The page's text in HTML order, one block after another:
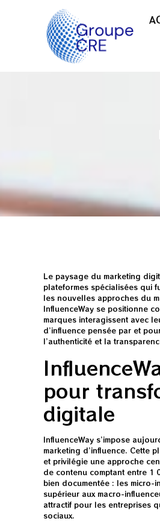
Le paysage du marketing
plateformes spécialisées qui
les nouvelles approches du
InfluenceWay se positionne
marques interagissent avec
d’influence pensée par et
l’authenticité et la
pour
digitale
InfluenceWay s’impose
marketing d’influence. Cette
et privilégie une approche
de contenu comptant entre 1
bien documentée : les micro-
supérieur aux macro-
attractif pour les entreprises
sociaux.